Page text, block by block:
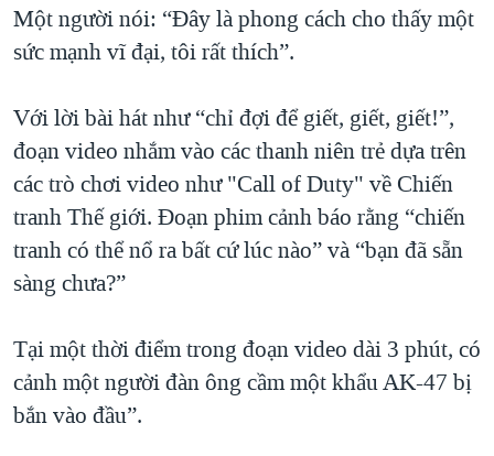
Một người nói: “Đây là phong cách cho thấy một
sức mạnh vĩ đại, tôi rất thích”.
Với lời bài hát như “chỉ đợi để giết, giết, giết!”,
đoạn video nhắm vào các thanh niên trẻ dựa trên
các trò chơi video như "Call of Duty" về Chiến
tranh Thế giới. Đoạn phim cảnh báo rằng “chiến
tranh có thể nổ ra bất cứ lúc nào” và “bạn đã sẵn
sàng chưa?”
Tại một thời điểm trong đoạn video dài 3 phút, có
cảnh một người đàn ông cầm một khẩu AK-47 bị
bắn vào đầu”.